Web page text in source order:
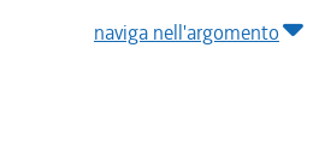
naviga nell'argomento